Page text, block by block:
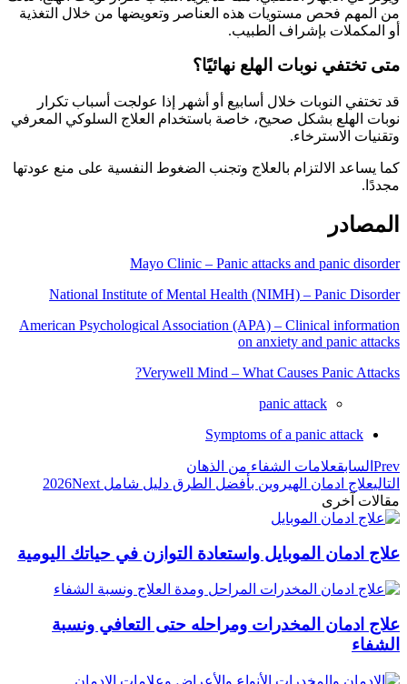
من المهم فحص مستويات هذه العناصر وتعويضها من خلال التغذية
أو المكملات بإشراف الطبيب.
متى تختفي نوبات الهلع نهائيًا؟
قد تختفي النوبات خلال أسابيع أو أشهر إذا عولجت أسباب تكرار
نوبات الهلع بشكل صحيح، خاصة باستخدام العلاج السلوكي المعرفي
وتقنيات الاسترخاء.
كما يساعد الالتزام بالعلاج وتجنب الضغوط النفسية على منع عودتها
مجددًا.
المصادر
Mayo Clinic – Panic attacks and panic disorder
National Institute of Mental Health (NIMH) – Panic Disorder
American Psychological Association (APA) – Clinical information
on anxiety and panic attacks
Verywell Mind – What Causes Panic Attacks?
panic attack
Symptoms of a panic attack
Prev السابقعلامات الشفاء من الذهان
التاليعلاج ادمان الهيروين بأفضل الطرق دليل شامل 2026 Next
مقالات آخرى
علاج ادمان الموبايل واستعادة التوازن في حياتك اليومية
علاج ادمان المخدرات ومراحله حتى التعافي ونسبة
الشفاء